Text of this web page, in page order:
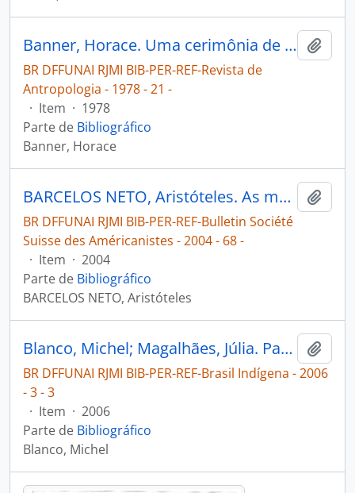
Banner, Horace. Uma cerimônia de nominação entre os Kayapó [Revista de Antropologia]
BR DFFUNAI RJMI BIB-PER-REF-Revista de
Antropologia - 1978 - 21 -
· Item · 1978
Parte de Bibliográfico
Banner, Horace
BARCELOS NETO, Aristóteles. As máscaras rituais do Alto Xingu um século depois de Karl von den Steinen [Bulletin Société Suisse des Américanistes]
BR DFFUNAI RJMI BIB-PER-REF-Bulletin Société
Suisse des Américanistes - 2004 - 68 -
· Item · 2004
Parte de Bibliográfico
BARCELOS NETO, Aristóteles
Blanco, Michel; Magalhães, Júlia. Parque indígena do Xingu: correnteza permanente [Brasil Indígena]
BR DFFUNAI RJMI BIB-PER-REF-Brasil Indígena - 2006
- 3 - 3
· Item · 2006
Parte de Bibliográfico
Blanco, Michel